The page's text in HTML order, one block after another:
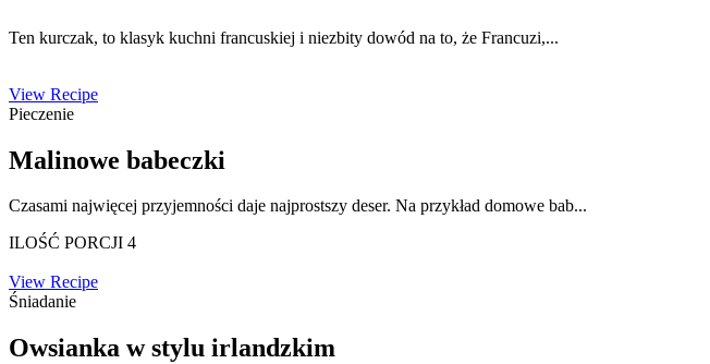
Ten kurczak, to klasyk kuchni francuskiej i niezbity dowód na to, że Francuzi,...
View Recipe
Pieczenie
Malinowe babeczki
Czasami najwięcej przyjemności daje najprostszy deser. Na przykład domowe bab...
ILOŚĆ PORCJI 4
View Recipe
Śniadanie
Owsianka w stylu irlandzkim